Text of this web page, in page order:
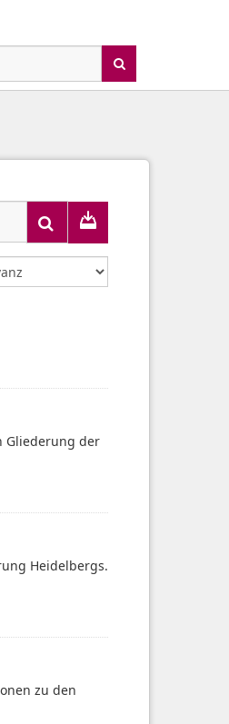
Gliederung der
Heidelbergs.
zu den